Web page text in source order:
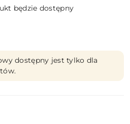
będzie dostępny
dostępny jest tylko dla